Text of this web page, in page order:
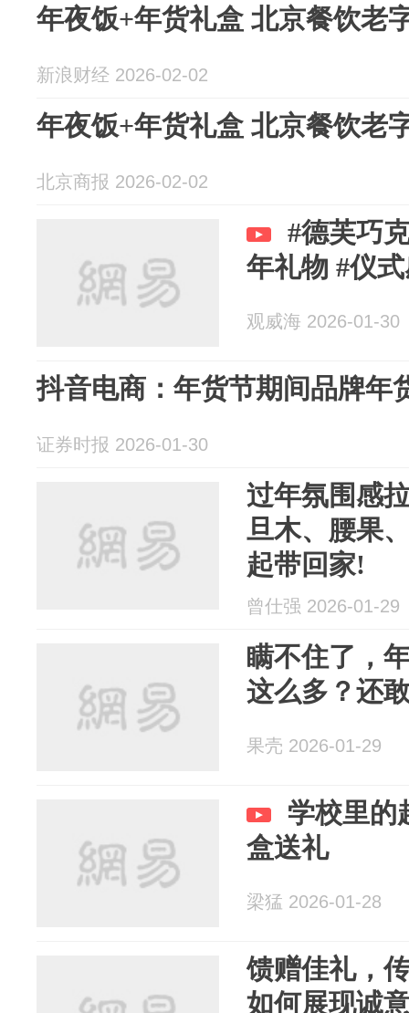
年夜饭+年货礼盒 北京餐饮老
新浪财经 2026-02-02
年夜饭+年货礼盒 北京餐饮老
北京商报 2026-02-02
#德芙巧
年礼物 #仪
观威海 2026-01-30
抖音电商：年货节期间品牌年
证券时报 2026-01-30
过年氛围感
旦木、腰果
起带回家!
曾仕强 2026-01-29
瞒不住了，
这么多？还
果壳 2026-01-29
学校里的
盒送礼
梁猛 2026-01-28
馈赠佳礼，
如何展现诚